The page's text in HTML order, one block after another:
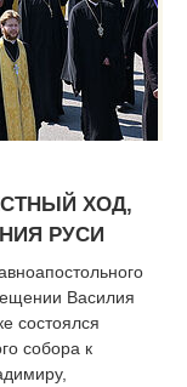
ХОД,
РУСИ
Василия
состоялся
собора к